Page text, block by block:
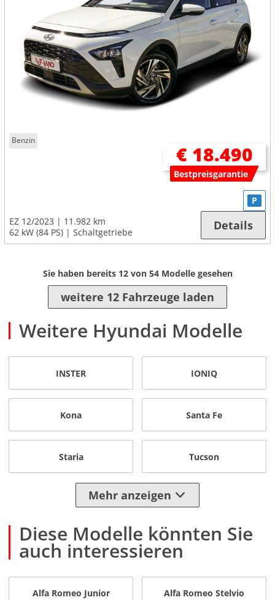
Benzin
€ 18.490
Bestpreisgarantie
EZ 12/2023
11.982 km
62 kW (84 PS)
Schaltgetriebe
P
Details
Sie haben bereits 12von 54Modelle gesehen
weitere 12 Fahrzeuge laden
Weitere Hyundai Modelle
INSTER IONIQ
Kona Santa Fe
Staria Tucson
Mehr anzeigen
Diese Modelle könnten Sie
auch interessieren
Alfa Romeo Junior Alfa Romeo Stelvio